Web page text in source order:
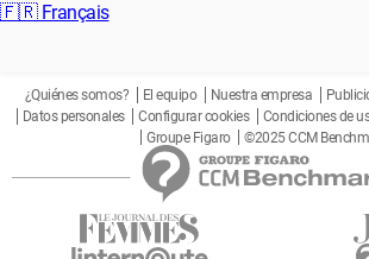
🇫🇷 Français
¿Quiénes somos? El equipo Nuestra empresa
Datos personales
Configurar cookies Condiciones de
Groupe Figaro
©2025 CCM